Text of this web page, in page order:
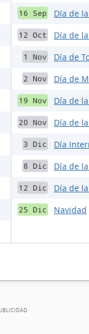
16 Sep Día de
12 Oct Día de
1 Nov Día de
2 Nov Día de
19 Nov Día de
20 Nov Día de
3 Dic Día
8 Dic Día de
12 Dic Día de
25 Dic Navidad